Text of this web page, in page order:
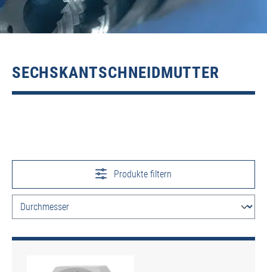
SECHSKANTSCHNEIDMUTTER
Produkte filtern